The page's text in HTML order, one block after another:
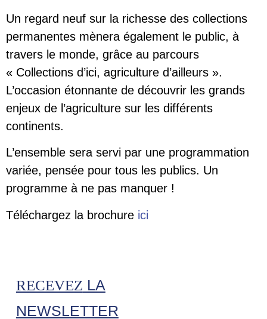
Un regard neuf sur la richesse des collections
permanentes mènera également le public, à
travers le monde, grâce au parcours
« Collections d’ici, agriculture d’ailleurs ».
L’occasion étonnante de découvrir les grands
enjeux de l’agriculture sur les différents
continents.
L’ensemble sera servi par une programmation
variée, pensée pour tous les publics. Un
programme à ne pas manquer !
Téléchargez la brochure ici
RECEVEZ LA
NEWSLETTER